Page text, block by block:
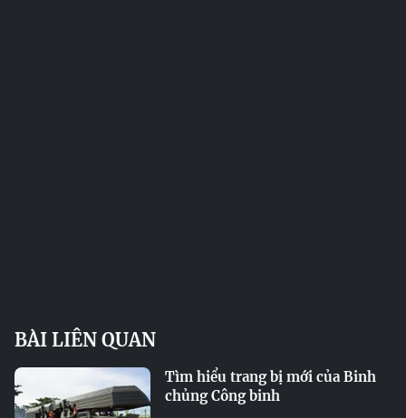
BÀI LIÊN QUAN
Tìm hiểu trang bị mới của Binh
chủng Công binh